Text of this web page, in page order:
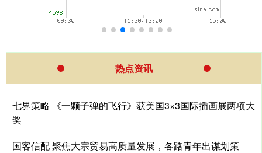
热点资讯
七界策略 《一颗子弹的飞行》获美国3×3国际插画展两项大
奖
国客信配 聚焦大宗贸易高质量发展，各路青年出谋划策